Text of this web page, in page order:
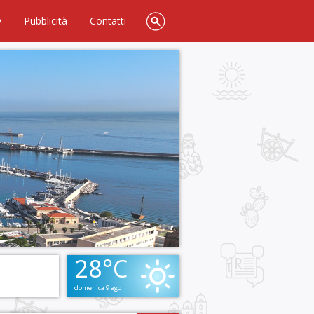
Pubblicità Contatti
28°C
domenica 9 ago